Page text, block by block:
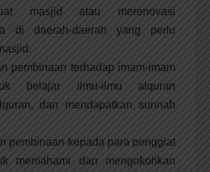
masjid atau merenovasi
di daerah-daerah yang perlu
pembinaan terhadap imam-imam
belajar ilmu-ilmu alquran
dan mendapatkan sunnah
pembinaan kepada para penggiat
memahami dan mengokohkan